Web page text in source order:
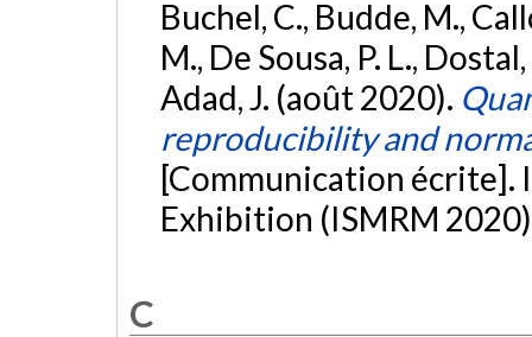
Buchel, C., Budde, M.,
M., De Sousa, P. L.,
Adad, J. (août 2020).
reproducibility and
[Communication écrite].
Exhibition (ISMRM
C